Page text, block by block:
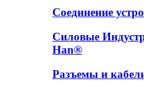
Соединение
Силовые
Han®
Разъемы и